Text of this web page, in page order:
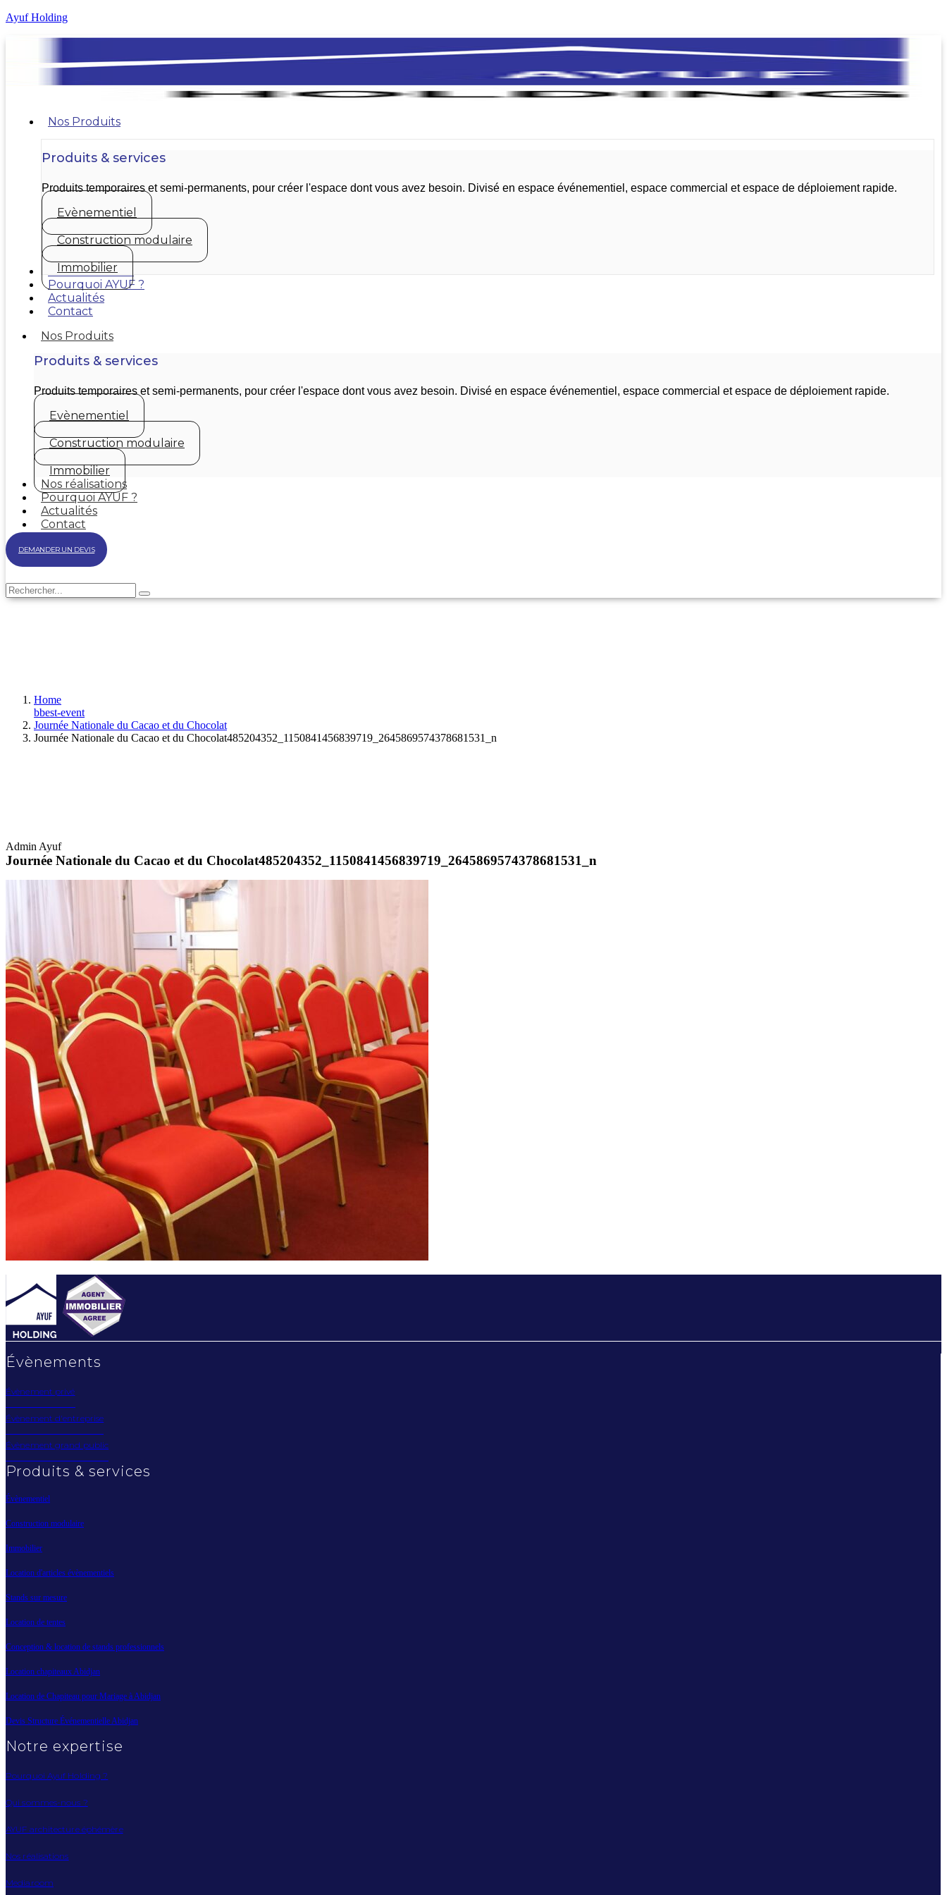
Ayuf Holding
Nos Produits
Produits & services
Produits temporaires et semi-permanents, pour créer l'espace dont vous avez besoin. Divisé en espace événementiel, espace commercial et espace de déploiement rapide.
Evènementiel
Construction modulaire
Immobilier
Nos réalisations
Pourquoi AYUF ?
Actualités
Contact
Nos Produits
Produits & services
Produits temporaires et semi-permanents, pour créer l'espace dont vous avez besoin. Divisé en espace événementiel, espace commercial et espace de déploiement rapide.
Evènementiel
Construction modulaire
Immobilier
Nos réalisations
Pourquoi AYUF ?
Actualités
Contact
DEMANDER UN DEVIS
Home
bbest-event
Journée Nationale du Cacao et du Chocolat
Journée Nationale du Cacao et du Chocolat485204352_1150841456839719_2645869574378681531_n
Admin Ayuf
Journée Nationale du Cacao et du Chocolat485204352_1150841456839719_2645869574378681531_n
Évènements
Évènement privé
Évènement d'entreprise
Évènement grand public
Produits & services
Évènementiel
Construction modulaire
Immobilier
Location d'articles évènementiels
Stands sur mesure
Location de tentes
Conception & location de stands professionnels
Location chapiteaux Abidjan
Location de Chapiteau pour Mariage à Abidjan
Devis Structure Événementielle Abidjan
Notre expertise
Pourquoi Ayuf Holding ?
Qui sommes-nous ?
AYUF architecture éphémère
Nos réalisations
Mediaroom